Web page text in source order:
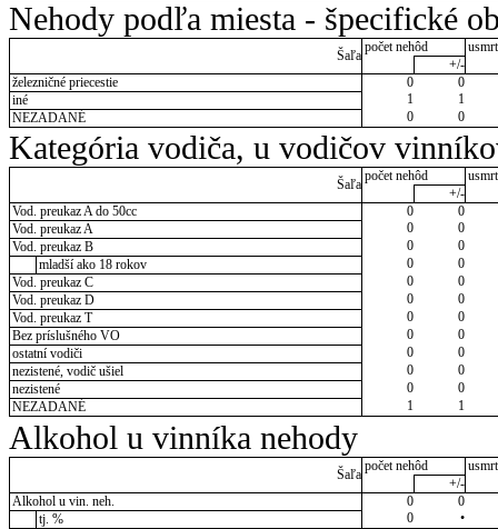
Nehody podľa miesta - špecifické
Šaľa
počet nehôd
+/-
železničné priecestie
0
0
iné
1
1
NEZADANÉ
0 0
Kategória vodiča, u vodičov
Šaľa
počet nehôd
+/-
Vod. preukaz A do 50cc
0
0
Vod. preukaz A
0
0
Vod. preukaz B
0
0
mladší ako 18 rokov
0
0
Vod. preukaz C
0
0
Vod. preukaz D
0
0
Vod. preukaz T
0
0
Bez príslušného VO
0
0
ostatní vodiči
0
0
nezistené, vodič ušiel
0
0
nezistené
0
0
NEZADANÉ
1 1
Alkohol u vinníka nehody
Šaľa
počet nehôd
+/-
Alkohol u vin. neh.
0
0
tj. %
0 •